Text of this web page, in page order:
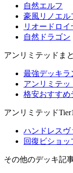
自然エルフ
豪風リノエル
リオードロイ
自然ドラゴン
アンリミテッドま
最強デッキラ
アンリミテッ
格安おすすめ
アンリミテッドTier1
ハンドレスヴ
回復ビショッ
その他のデッキ記